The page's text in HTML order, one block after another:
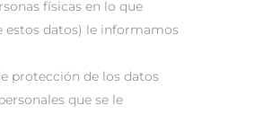
físicas en lo que
estos datos) le informamos
protección de los datos
que se le